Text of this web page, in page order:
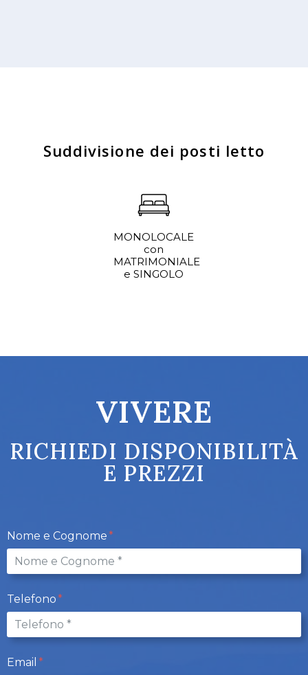
Suddivisione dei posti letto
MONOLOCALE
con
MATRIMONIALE
e SINGOLO
VIVERE
RICHIEDI DISPONIBILITÀ
E PREZZI
Nome e Cognome
Telefono
Email